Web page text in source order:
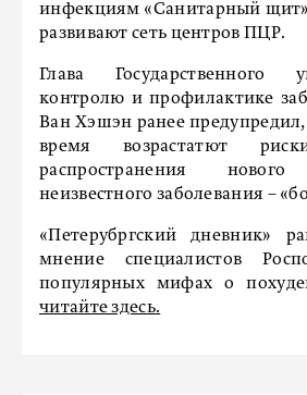
инфекциям «Санитарный
развивают сеть центров ПЦР.
Глава Государственного
контролю и профилактике
Ван Хэшэн ранее
время возрастатют
распространения нового
неизвестного заболевания –
«Петерубргский дневник»
мнение специалистов
популярных мифах о
читайте здесь.